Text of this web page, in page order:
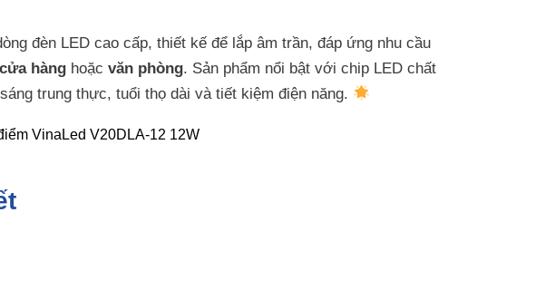
đèn LED cao cấp, thiết kế để lắp âm trần, đáp ứng nhu cầu
cửa hànghoặc văn phòng. Sản phẩm nổi bật với chip LED chất
trung thực, tuổi thọ dài và tiết kiệm điện năng.